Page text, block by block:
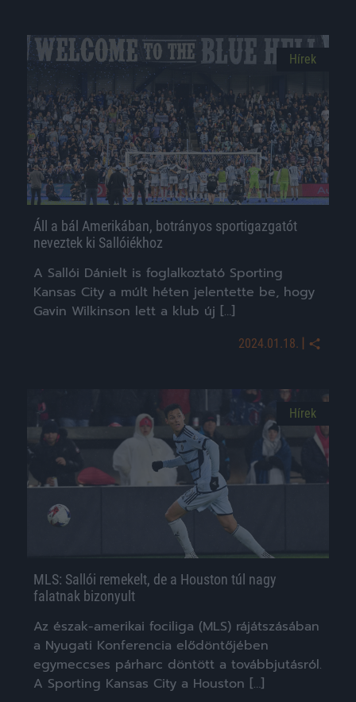
Hírek
Áll a bál Amerikában, botrányos sportigazgatót
neveztek ki Sallóiékhoz
A Sallói Dánielt is foglalkoztató Sporting
Kansas City a múlt héten jelentette be, hogy
Gavin Wilkinson lett a klub új […]
2024.01.18. |
Hírek
MLS: Sallói remekelt, de a Houston túl nagy
falatnak bizonyult
Az észak-amerikai fociliga (MLS) rájátszásában
a Nyugati Konferencia elődöntőjében
egymeccses párharc döntött a továbbjutásról.
A Sporting Kansas City a Houston […]